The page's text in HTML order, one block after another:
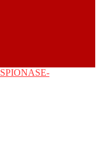
SPIONASE-